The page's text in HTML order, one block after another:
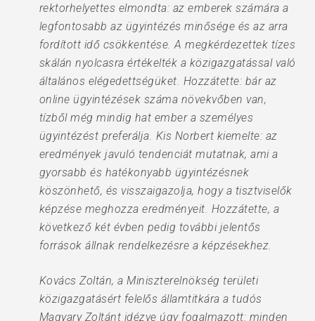
rektorhelyettes elmondta: az emberek számára a
legfontosabb az ügyintézés minősége és az arra
fordított idő csökkentése. A megkérdezettek tízes
skálán nyolcasra értékelték a közigazgatással való
általános elégedettségüket. Hozzátette: bár az
online ügyintézések száma növekvőben van,
tízből még mindig hat ember a személyes
ügyintézést preferálja. Kis Norbert kiemelte: az
eredmények javuló tendenciát mutatnak, ami a
gyorsabb és hatékonyabb ügyintézésnek
köszönhető, és visszaigazolja, hogy a tisztviselők
képzése meghozza eredményeit. Hozzátette, a
következő két évben pedig további jelentős
források állnak rendelkezésre a képzésekhez.
Kovács Zoltán, a Miniszterelnökség területi
közigazgatásért felelős államtitkára a tudós
Magyary Zoltánt idézve úgy fogalmazott: minden